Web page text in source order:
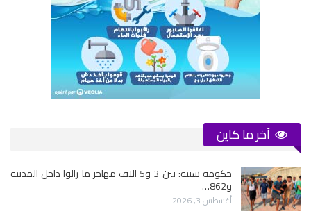
آخر ما كاين
حكومة سبتة: بين 3 و5 آلاف مهاجر ما زالوا داخل المدينة
و862…
أغسطس 3, 2026